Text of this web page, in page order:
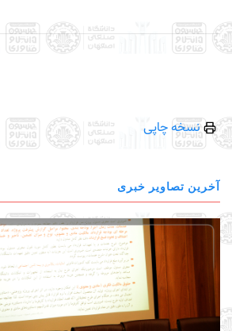
نسخه چاپی
آخرین تصاویر خبری